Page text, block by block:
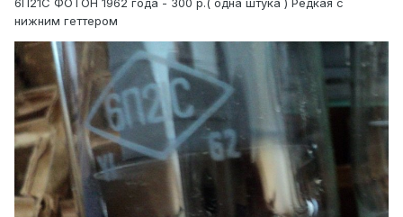
6П21С ФОТОН 1962 года - 300 р.( одна штука ) Редкая с
нижним геттером